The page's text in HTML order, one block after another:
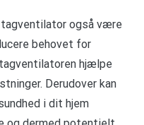
tagventilator også være
behovet for
hjælpe
Derudover kan
i dit hjem